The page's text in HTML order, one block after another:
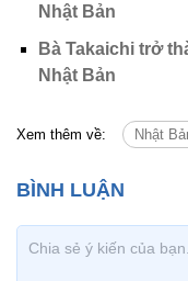
Nhật Bản
Bà Takaichi trở
Nhật Bản
Xem thêm về: Nhật